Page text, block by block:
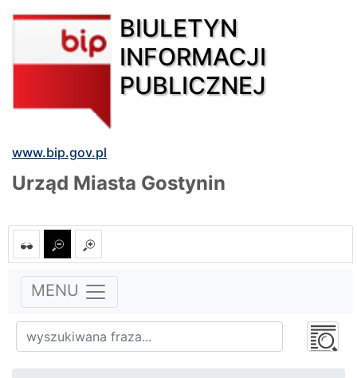
BIULETYN
INFORMACJI
PUBLICZNEJ
www.bip.gov.pl
Urząd Miasta Gostynin
MENU